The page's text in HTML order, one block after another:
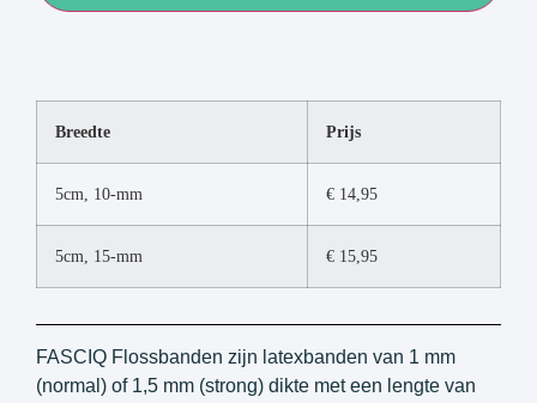
Breedte Prijs
5cm, 10-mm € 14,95
5cm, 15-mm € 15,95
FASCIQ Flossbanden zijn latexbanden van 1 mm
(normal) of 1,5 mm (strong) dikte met een lengte van